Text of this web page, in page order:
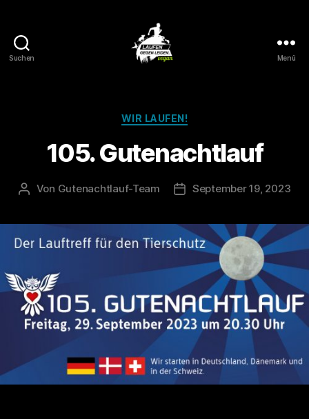
Suchen Menü
Kategorien
WIR LAUFEN!
105. Gutenachtlauf
Beitragsautor
Von Gutenachtlauf-Team Veröffentlichungsdatum
September 19, 2023